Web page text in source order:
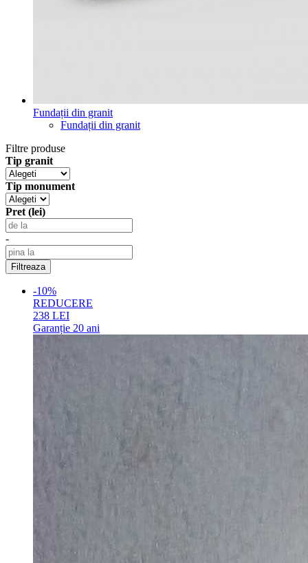
Fundații din granit
Fundații din granit
Filtre produse
Tip granit
Tip monument
Pret (lei)
-
-10%
REDUCERE
238 LEI
Garanție 20 ani